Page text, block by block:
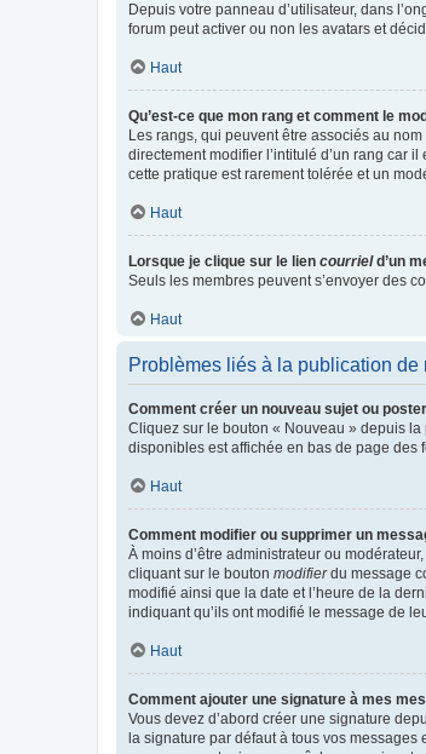
Depuis votre panneau d’utilisateur, dans
forum peut activer ou non les avatars et
Haut
Qu’est-ce que mon rang et comment le
Les rangs, qui peuvent être associés au
directement modifier l’intitulé d’un rang car
cette pratique est rarement tolérée et un
Haut
Lorsque je clique sur le lien courrield’un
Seuls les membres peuvent s’envoyer des
Haut
Problèmes liés à la publication de
Comment créer un nouveau sujet ou
Cliquez sur le bouton « Nouveau » depuis la
disponibles est affichée en bas de page des
Haut
Comment modifier ou supprimer un
À moins d’être administrateur ou
cliquant sur le bouton modifierdu message
modifié ainsi que la date et l’heure de la
indiquant qu’ils ont modifié le message de
Haut
Comment ajouter une signature à mes
Vous devez d’abord créer une signature
la signature par défaut à tous vos